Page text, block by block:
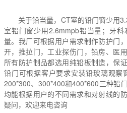
关于铅当量，CT室的铅门窗少用
室铅门窗少用2.6mmpb铅当量；牙
量。我厂可根据用户需求制作防护门
开，推拉门，工业探伤门，铅房、医
所有防护制品都选用纯铅板制造，保
铅门可根据客户要求安装铅玻璃观察
200*300、300*400和400*600三种铅
均能根据用户的不同需求和对射线的
疑问，欢迎来电咨询